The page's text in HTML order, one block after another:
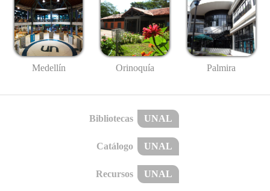
Medellín Orinoquía Palmira
Bibliotecas UNAL
Catálogo UNAL
Recursos UNAL